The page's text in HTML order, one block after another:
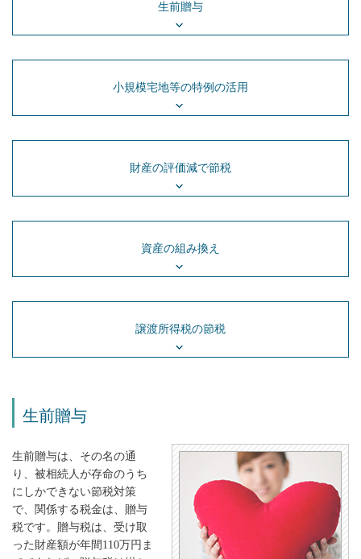
生前贈与
小規模宅地等の特例の活用
財産の評価減で節税
資産の組み換え
譲渡所得税の節税
生前贈与
生前贈与は、その名の通
り、被相続人が存命のうち
にしかできない節税対策
で、関係する税金は、贈与
税です。贈与税は、受け取
った財産額が年間110万円ま